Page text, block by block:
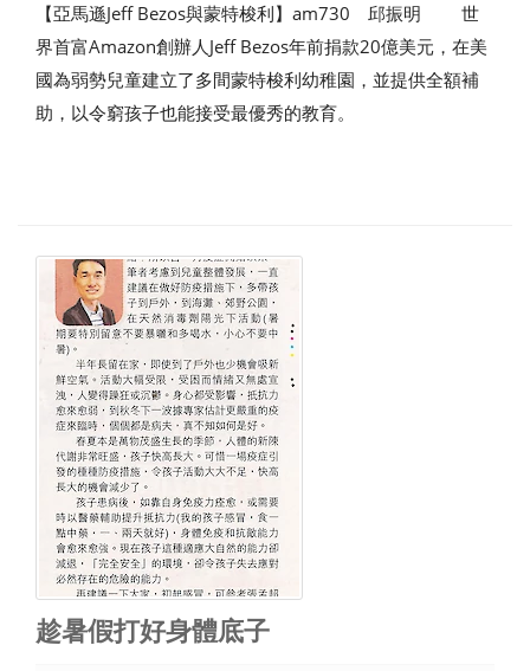
【亞馬遜Jeff Bezos與蒙特梭利】am730 邱振明 世
界首富Amazon創辦人Jeff Bezos年前捐款20億美元，在美
國為弱勢兒童建立了多間蒙特梭利幼稚園，並提供全額補
助，以令窮孩子也能接受最優秀的教育。
趁暑假打好身體底子